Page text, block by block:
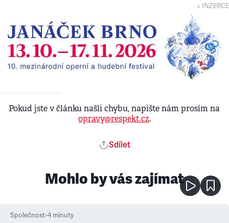
↓ INZERCE
Pokud jste v článku našli chybu, napište nám prosím na
opravy@respekt.cz.
Sdílet
Mohlo by vás zajímat
Společnost•4 minuty